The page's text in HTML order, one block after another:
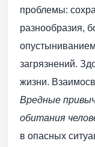
проблемы:
разнообразия,
загрязнений.
жизни.
Вредные
обита­ния
в опасных